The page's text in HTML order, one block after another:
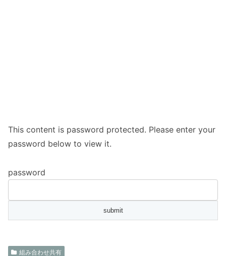
This content is password protected. Please enter your
password below to view it.
password
組み合わせ共有